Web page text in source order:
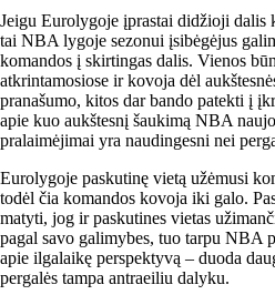
Jeigu Eurolygoje įprastai didžioji dalis
tai NBA lygoje sezonui įsibėgėjus
komandos į skirtingas dalis. Vienos
atkrintamosiose ir kovoja dėl
pranašumo, kitos dar bando patekti į
apie kuo aukštesnį šaukimą NBA
pralaimėjimai yra naudingesni nei
Eurolygoje paskutinę vietą užėmusi
todėl čia komandos kovoja iki galo.
matyti, jog ir paskutines vietas
pagal savo galimybes, tuo tarpu NBA
apie ilgalaikę perspektyvą – duoda
pergalės tampa antraeiliu dalyku.